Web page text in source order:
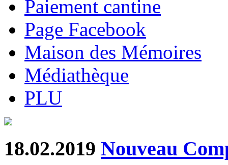
Paiement cantine
Page Facebook
Maison des Mémoires
Médiathèque
PLU
18.02.2019 Nouveau